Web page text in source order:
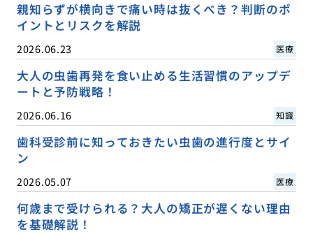
親知らずが横向きで痛い時は抜くべき？判断のポ
イントとリスクを解説
2026.06.23 医療
大人の虫歯再発を食い止める生活習慣のアップデ
ートと予防戦略！
2026.06.16 知識
歯科受診前に知っておきたい虫歯の進行度とサイ
ン
2026.05.07 医療
何歳まで受けられる？大人の矯正が遅くない理由
を基礎解説！